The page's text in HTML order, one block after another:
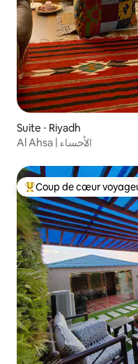
Suite ⋅ Riyadh
Al Ahsa | الأحساء
Coups de cœur
Coup de cœur